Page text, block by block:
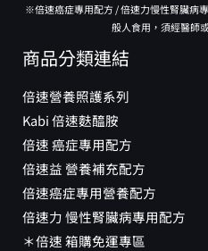
※倍速癌症專用配方 / 倍速力慢性腎臟病
般人食用，須經醫師
商品分類連結
倍速營養照護系列
Kabi 倍速麩醯胺
倍速 癌症專用配方
倍速益 營養補充配方
倍速癌症專用營養配方
倍速力 慢性腎臟病專用配方
＊倍速 箱購免運專區